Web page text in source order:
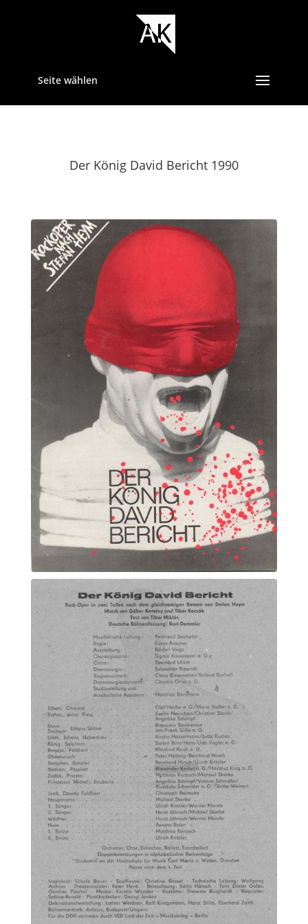
Seite wählen
Der König David Bericht 1990